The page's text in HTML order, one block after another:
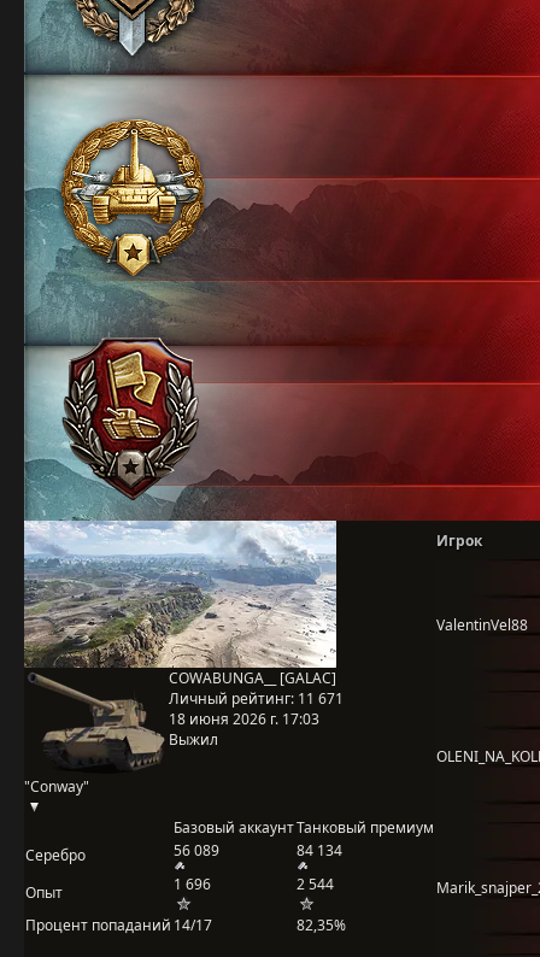
"Conway"
COWABUNGA__ [GALAC]
Личный рейтинг: 11 671
18 июня 2026 г. 17:03
Выжил
Базовый аккаунтТанковый премиум
Серебро
56 089 84 134
Опыт 1 696
2 544
Процент попаданий 14/17 82,35%
Игрок
ValentinVel88